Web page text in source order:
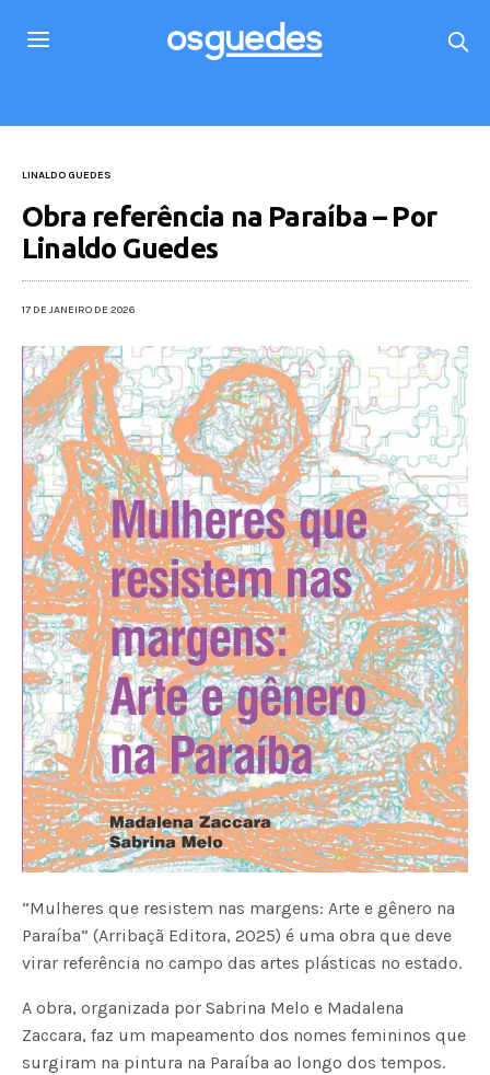
LINALDO GUEDES
Obra referência na Paraíba – Por
Linaldo Guedes
17 DE JANEIRO DE 2026
“Mulheres que resistem nas margens: Arte e gênero na
Paraíba” (Arribaçã Editora, 2025) é uma obra que deve
virar referência no campo das artes plásticas no estado.
A obra, organizada por Sabrina Melo e Madalena
Zaccara, faz um mapeamento dos nomes femininos que
surgiram na pintura na Paraíba ao longo dos tempos.